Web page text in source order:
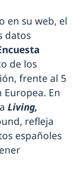
en su web, el
datos
de los
frente al 5
En
Living,
refleja
españoles